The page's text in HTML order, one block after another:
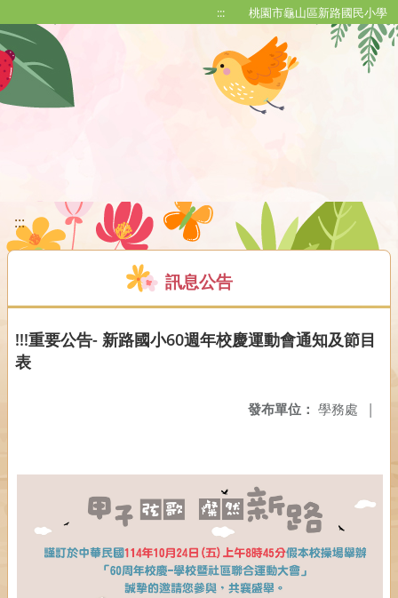
::: 桃園市龜山區新路國民小學
:::
訊息公告
!!!重要公告- 新路國小60週年校慶運動會通知及節目
表
發布單位： 學務處 |